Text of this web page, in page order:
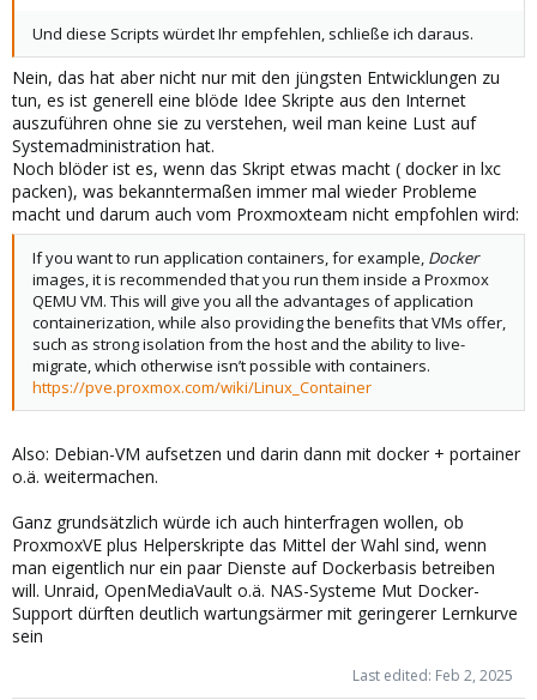
Und diese Scripts würdet Ihr empfehlen, schließe ich daraus.
Nein, das hat aber nicht nur mit den jüngsten Entwicklungen zu
tun, es ist generell eine blöde Idee Skripte aus den Internet
auszuführen ohne sie zu verstehen, weil man keine Lust auf
Systemadministration hat.
Noch blöder ist es, wenn das Skript etwas macht ( docker in lxc
packen), was bekanntermaßen immer mal wieder Probleme
macht und darum auch vom Proxmoxteam nicht empfohlen wird:
If you want to run application containers, for example, Docker
images, it is recommended that you run them inside a Proxmox
QEMU VM. This will give you all the advantages of application
containerization, while also providing the benefits that VMs offer,
such as strong isolation from the host and the ability to live-
migrate, which otherwise isn’t possible with containers.
https://pve.proxmox.com/wiki/Linux_Container
Also: Debian-VM aufsetzen und darin dann mit docker + portainer
o.ä. weitermachen.
Ganz grundsätzlich würde ich auch hinterfragen wollen, ob
ProxmoxVE plus Helperskripte das Mittel der Wahl sind, wenn
man eigentlich nur ein paar Dienste auf Dockerbasis betreiben
will. Unraid, OpenMediaVault o.ä. NAS-Systeme Mut Docker-
Support dürften deutlich wartungsärmer mit geringerer Lernkurve
sein
Last edited: Feb 2, 2025